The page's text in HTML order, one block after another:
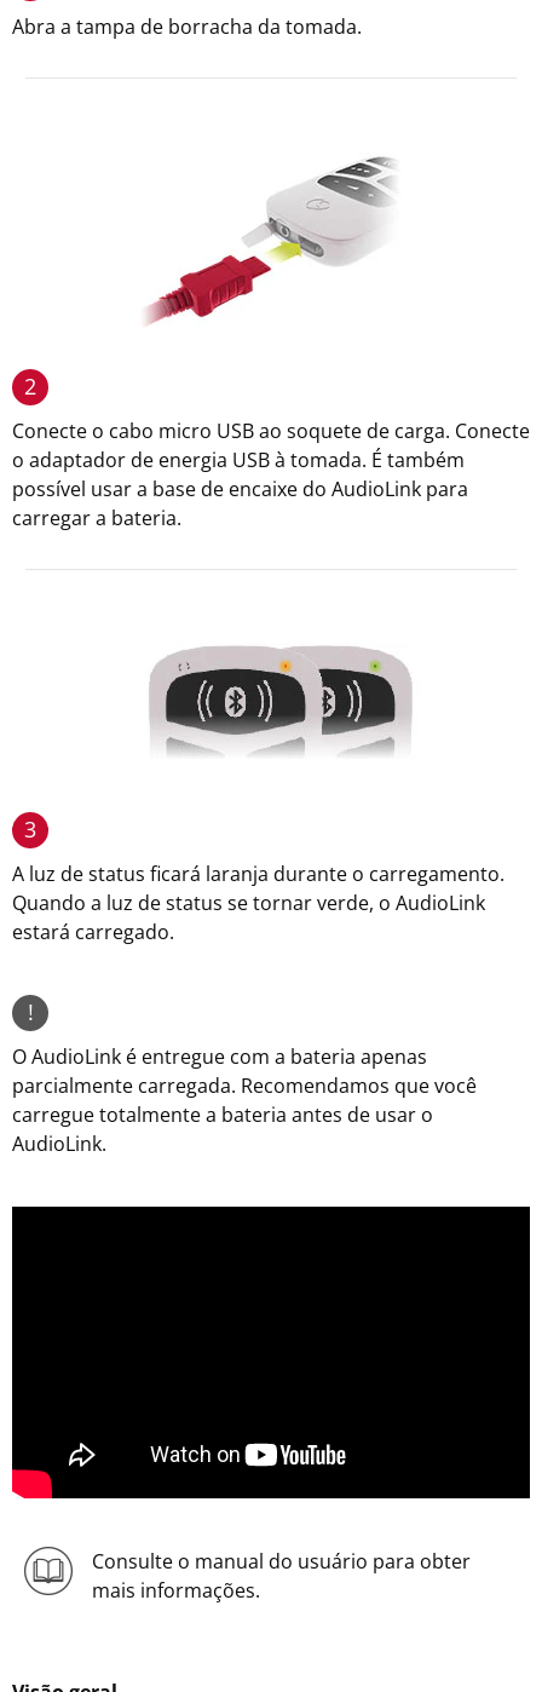
Abra a tampa de borracha da tomada.
2
Conecte o cabo micro USB ao soquete de carga. Conecte
o adaptador de energia USB à tomada. É também
possível usar a base de encaixe do AudioLink para
carregar a bateria.
3
A luz de status ficará laranja durante o carregamento.
Quando a luz de status se tornar verde, o AudioLink
estará carregado.
!
O AudioLink é entregue com a bateria apenas
parcialmente carregada. Recomendamos que você
carregue totalmente a bateria antes de usar o
AudioLink.
Consulte o manual do usuário para obter
mais informações.